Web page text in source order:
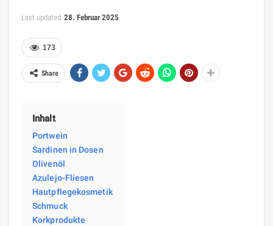
Last updated 28. Februar 2025
173
Share
Inhalt
Portwein
Sardinen in Dosen
Olivenöl
Azulejo-Fliesen
Hautpflegekosmetik
Schmuck
Korkprodukte